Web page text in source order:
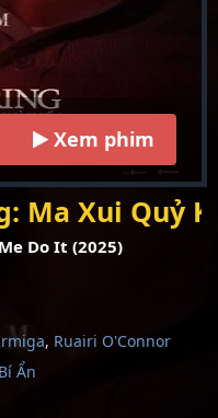
Xem phim
Ma Xui Quỷ
Do It (2025)
, Ruairi O'Connor
Ẩn